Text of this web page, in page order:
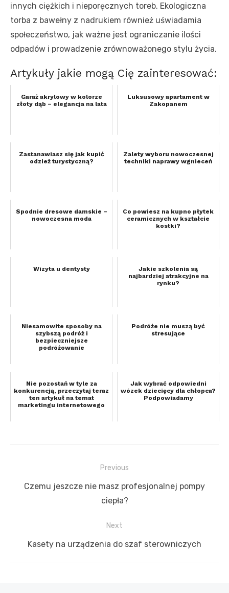
innych ciężkich i nieporęcznych toreb. Ekologiczna
torba z bawełny z nadrukiem również uświadamia
społeczeństwo, jak ważne jest ograniczanie ilości
odpadów i prowadzenie zrównoważonego stylu życia.
Artykuły jakie mogą Cię zainteresować:
Garaż akrylowy w kolorze
złoty dąb – elegancja na lata
Luksusowy apartament w
Zakopanem
Zastanawiasz się jak kupić
odzież turystyczną?
Zalety wyboru nowoczesnej
techniki naprawy wgnieceń
Spodnie dresowe damskie –
nowoczesna moda
Co powiesz na kupno płytek
ceramicznych w kształcie
kostki?
Wizyta u dentysty
Jakie szkolenia są
najbardziej atrakcyjne na
rynku?
Niesamowite sposoby na
szybszą podróż i
bezpieczniejsze
podróżowanie
Podróże nie muszą być
stresujące
Nie pozostań w tyle za
konkurencją, przeczytaj teraz
ten artykuł na temat
marketingu internetowego
Jak wybrać odpowiedni
wózek dziecięcy dla chłopca?
Podpowiadamy
wpisu
Previous
Previous
Czemu jeszcze nie masz profesjonalnej pompy
ciepła?
Next
Next
Kasety na urządzenia do szaf sterowniczych